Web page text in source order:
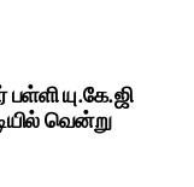
யு.கே.ஜி
வென்று